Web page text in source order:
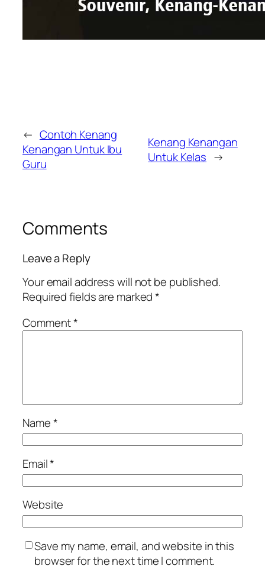
← Contoh Kenang
Kenangan Untuk Ibu
Guru
Kenang Kenangan
Untuk Kelas →
Comments
Leave a Reply
Your email address will not be published.
Required fields are marked*
Comment*
Name*
Email*
Website
Save my name, email, and website in this
browser for the next time I comment.